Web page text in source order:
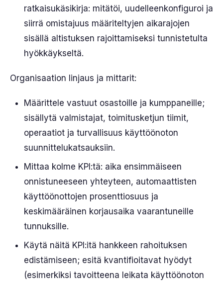
ratkaisukäsikirja: mitätöi, uudelleenkonfiguroi ja
siirrä omistajuus määriteltyjen aikarajojen
sisällä altistuksen rajoittamiseksi tunnistetulta
hyökkäykseltä.
Organisaation linjaus ja mittarit:
Määrittele vastuut osastoille ja kumppaneille;
sisällytä valmistajat, toimitusketjun tiimit,
operaatiot ja turvallisuus käyttöönoton
suunnittelukatsauksiin.
Mittaa kolme KPI:tä: aika ensimmäiseen
onnistuneeseen yhteyteen, automaattisten
käyttöönottojen prosenttiosuus ja
keskimääräinen korjausaika vaarantuneille
tunnuksille.
Käytä näitä KPI:itä hankkeen rahoituksen
edistämiseen; esitä kvantifioitavat hyödyt
(esimerkiksi tavoitteena leikata käyttöönoton